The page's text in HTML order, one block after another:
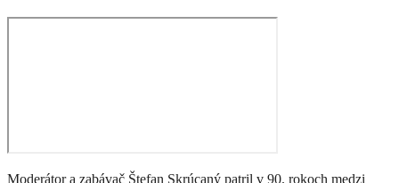
Moderátor a zabávač Štefan Skrúcaný patril v 90. rokoch medzi